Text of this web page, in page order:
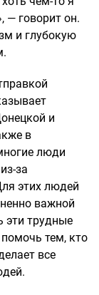
— говорит он.
и глубокую
и
в
люди
за
этих людей
важной
эти трудные
тем, кто
все